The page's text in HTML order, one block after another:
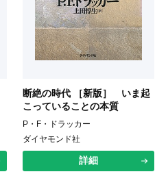
断絶の時代 ［新版］ いま起
こっていることの本質
P・F・ドラッカー
ダイヤモンド社
詳細